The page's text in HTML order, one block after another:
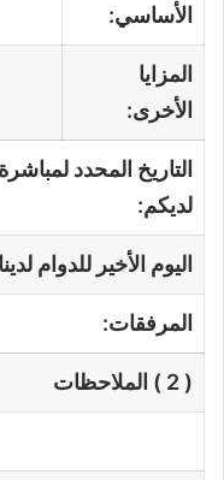
الأساسي:
المزايا
الأخرى:
التاريخ المحدد
لديكم:
اليوم الأخير للدوام
المرفقات:
( 2 ) الملاحظات